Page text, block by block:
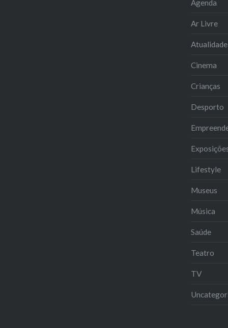
Agenda
Ar Livre
Cinema
Crianças
Desporto
Lifestyle
Museus
Música
Saúde
Teatro
TV